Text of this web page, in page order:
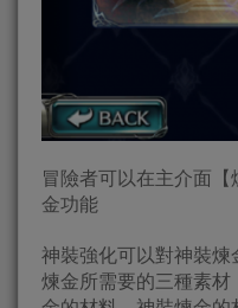
冒險者可以在主介面
金功能
神裝強化可以對神裝煉
煉金所需要的三種素